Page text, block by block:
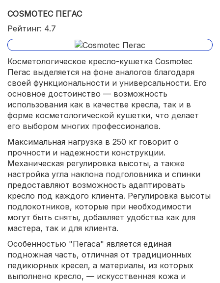
COSMOTEC ПЕГАС
Рейтинг: 4.7
Косметологическое кресло-кушетка Cosmotec
Пегас выделяется на фоне аналогов благодаря
своей функциональности и универсальности. Его
основное достоинство — возможность
использования как в качестве кресла, так и в
форме косметологической кушетки, что делает
его выбором многих профессионалов.
Максимальная нагрузка в 250 кг говорит о
прочности и надежности конструкции.
Механическая регулировка высоты, а также
настройка угла наклона подголовника и спинки
предоставляют возможность адаптировать
кресло под каждого клиента. Регулировка высоты
подлокотников, которые при необходимости
могут быть сняты, добавляет удобства как для
мастера, так и для клиента.
Особенностью "Пегаса" является единая
подножная часть, отличная от традиционных
педикюрных кресел, а материалы, из которых
выполнено кресло, — искусственная кожа и